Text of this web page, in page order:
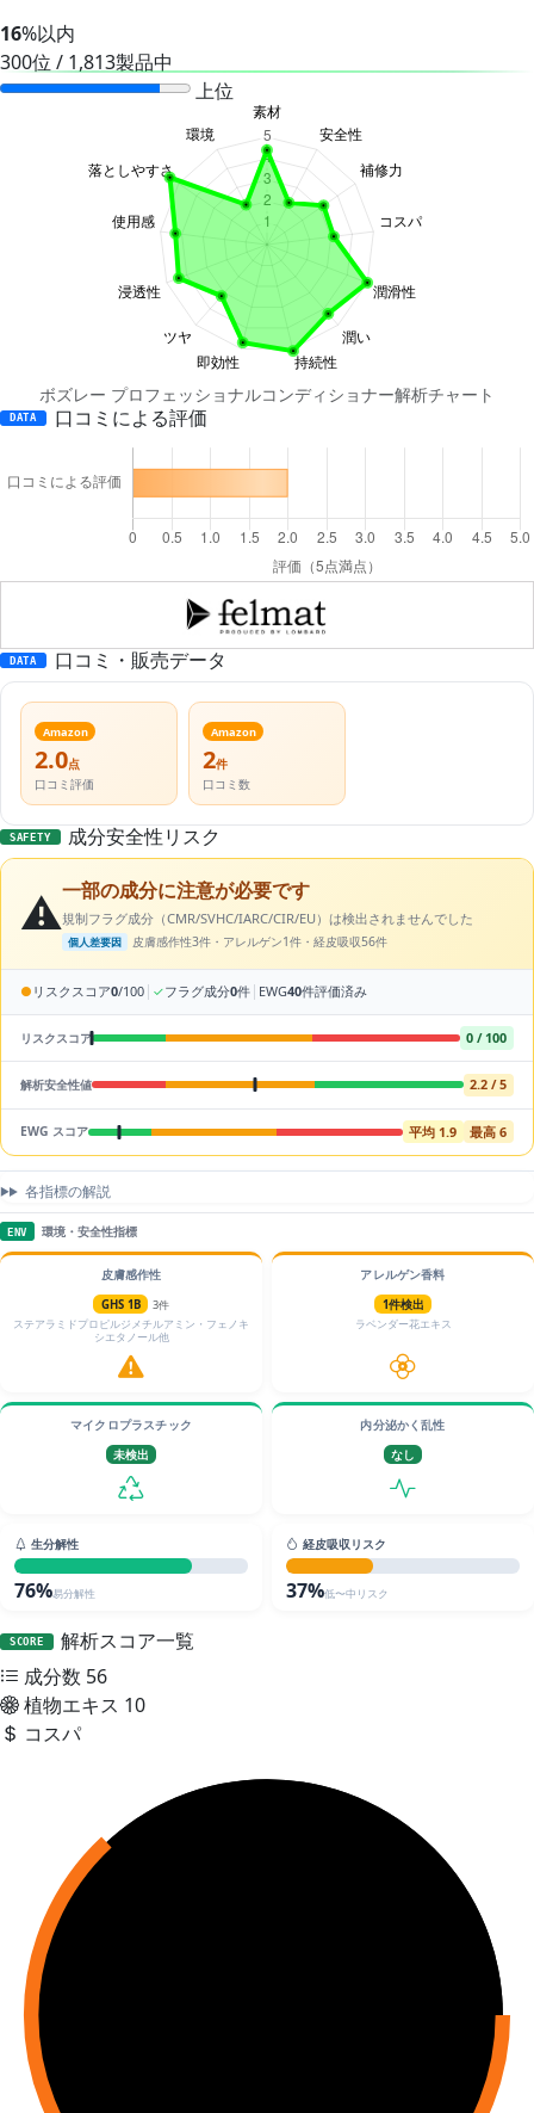
16%以内
300位 / 1,813製品中
上位
ボズレー プロフェッショナルコンディショナー解析チャート
DATA 口コミによる評価
DATA 口コミ・販売データ
Amazon
2.0点
口コミ評価
Amazon
2件
口コミ数
SAFETY 成分安全性リスク
⚠️一部の成分に注意が必要です
規制フラグ成分（CMR/SVHC/IARC/CIR/EU）は検出されませんでした
個人差要因 皮膚感作性3件・アレルゲン1件・経皮吸収56件
● リスクスコア0/100 | ✓フラグ成分0件 | EWG40件評価済み
リスクスコア 0 / 100
解析安全性値 2.2 / 5
EWG スコア 平均 1.9 最高 6
各指標の解説
ENV 環境・安全性指標
皮膚感作性
GHS 1B
3件
ステアラミドプロピルジメチルアミン・フェノキ
シエタノール他
アレルゲン香料
1件検出
ラベンダー花エキス
マイクロプラスチック
未検出
内分泌かく乱性
なし
生分解性
76%易分解性
経皮吸収リスク
37%低〜中リスク
SCORE
解析スコア一覧
成分数 56
植物エキス 10
コスパ